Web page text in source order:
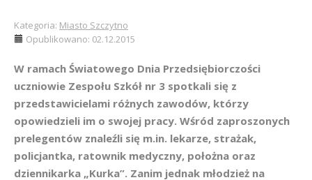
Kategoria: Miasto Szczytno
Opublikowano: 02.12.2015
W ramach Światowego Dnia Przedsiębiorczości
uczniowie Zespołu Szkół nr 3 spotkali się z
przedstawicielami różnych zawodów, którzy
opowiedzieli im o swojej pracy. Wśród zaproszonych
prelegentów znaleźli się m.in. lekarze, strażak,
policjantka, ratownik medyczny, położna oraz
dziennikarka „Kurka”. Zanim jednak młodzież na